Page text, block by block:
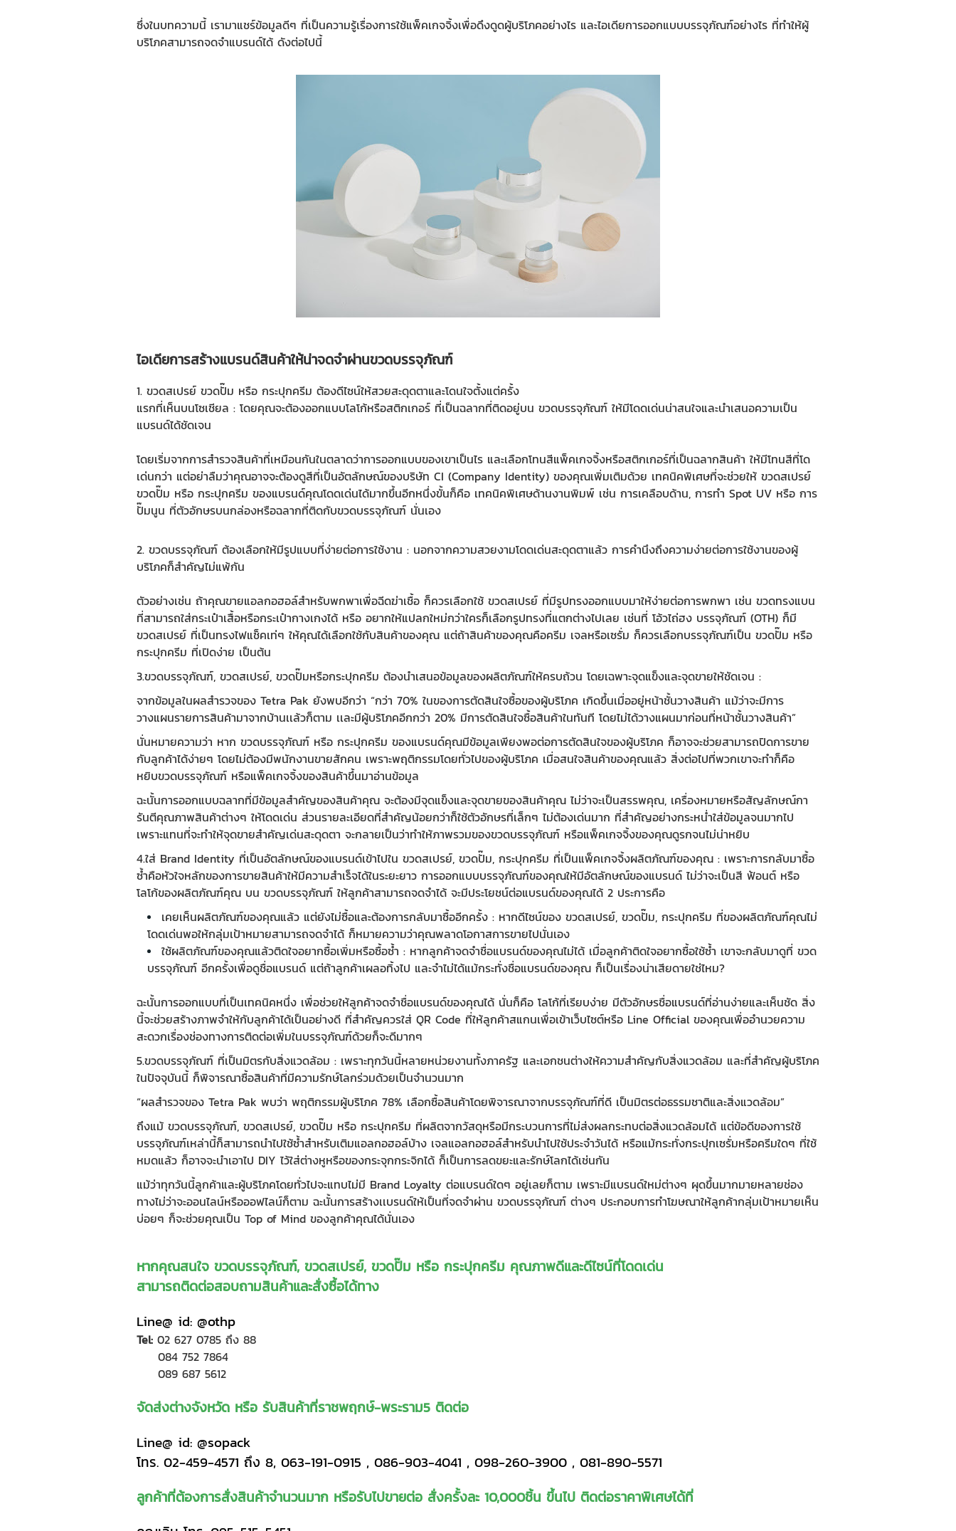
ซึ่งในบทความนี้ เรามาแชร์ข้อมูลดีๆ ที่เป็นความรู้เรื่องการใช้แพ็คเกจจิ้งเพื่อดึงดูดผู้บริโภคอย่างไร และไอเดียการออกแบบบรรจุภัณฑ์อย่างไร ที่ทำให้ผู้
บริโภคสามารถจดจำแบรนด์ได้ ดังต่อไปนี้
ไอเดียการสร้างแบรนด์สินค้าให้น่าจดจำผ่านขวดบรรจุภัณฑ์
1. ขวดสเปรย์ ขวดปั๊ม หรือ กระปุกครีม ต้องดีไซน์ให้สวยสะดุดตาและโดนใจตั้งแต่ครั้ง
แรกที่เห็นบนโซเชียล : โดยคุณจะต้องออกแบบโลโก้หรือสติกเกอร์ ที่เป็นฉลากที่ติดอยู่บน ขวดบรรจุภัณฑ์ ให้มีโดดเด่นน่าสนใจและนำเสนอความเป็น
แบรนด์ได้ชัดเจน
โดยเริ่มจากการสำรวจสินค้าที่เหมือนกันในตลาดว่าการออกแบบของเขาเป็นไร และเลือกโทนสีแพ็คเกจจิ้งหรือสติกเกอร์ที่เป็นฉลากสินค้า ให้มีโทนสีที่โด
เด่นกว่า แต่อย่าลืมว่าคุณอาจจะต้องดูสีที่เป็นอัตลักษณ์ของบริษัท CI (Company Identity) ของคุณเพิ่มเติมด้วย เทคนิคพิเศษที่จะช่วยให้ ขวดสเปรย์
ขวดปั๊ม หรือ กระปุกครีม ของแบรนด์คุณโดดเด่นได้มากขึ้นอีกหนึ่งขั้นก็คือ เทคนิคพิเศษด้านงานพิมพ์ เช่น การเคลือบด้าน, การทำ Spot UV หรือ การ
ปั๊มนูน ที่ตัวอักษรบนกล่องหรือฉลากที่ติดกับขวดบรรจุภัณฑ์ นั่นเอง
2. ขวดบรรจุภัณฑ์ ต้องเลือกให้มีรูปแบบที่ง่ายต่อการใช้งาน : นอกจากความสวยงามโดดเด่นสะดุดตาแล้ว การคำนึงถึงความง่ายต่อการใช้งานของผู้
บริโภคก็สำคัญไม่แพ้กัน
ตัวอย่างเช่น ถ้าคุณขายแอลกอฮอล์สำหรับพกพาเพื่อฉีดฆ่าเชื้อ ก็ควรเลือกใช้ ขวดสเปรย์ ที่มีรูปทรงออกแบบมาให้ง่ายต่อการพกพา เช่น ขวดทรงแบน
ที่สามารถใส่กระเป๋าเสื้อหรือกระเป๋ากางเกงได้ หรือ อยากให้แปลกใหม่กว่าใครก็เลือกรูปทรงที่แตกต่างไปเลย เช่นที่ โอ้วไถ่ฮง บรรจุภัณฑ์ (OTH) ก็มี
ขวดสเปรย์ ที่เป็นทรงไฟแช็คเท่ๆ ให้คุณได้เลือกใช้กับสินค้าของคุณ แต่ถ้าสินค้าของคุณคือครีม เจลหรือเซรั่ม ก็ควรเลือกบรรจุภัณฑ์เป็น ขวดปั๊ม หรือ
กระปุกครีม ที่เปิดง่าย เป็นต้น
3.ขวดบรรจุภัณฑ์, ขวดสเปรย์, ขวดปั๊มหรือกระปุกครีม ต้องนำเสนอข้อมูลของผลิตภัณฑ์ให้ครบถ้วน โดยเฉพาะจุดแข็งและจุดขายให้ชัดเจน :
จากข้อมูลในผลสำรวจของ Tetra Pak ยังพบอีกว่า “กว่า 70% ในของการตัดสินใจซื้อของผู้บริโภค เกิดขึ้นเมื่ออยู่หน้าชั้นวางสินค้า แม้ว่าจะมีการ
วางแผนรายการสินค้ามาจากบ้านเเล้วก็ตาม เเละมีผู้บริโภคอีกกว่า 20% มีการตัดสินใจซื้อสินค้าในทันที โดยไม่ได้วางแผนมาก่อนที่หน้าชั้นวางสินค้า”
นั่นหมายความว่า หาก ขวดบรรจุภัณฑ์ หรือ กระปุกครีม ของแบรนด์คุณมีข้อมูลเพียงพอต่อการตัดสินใจของผู้บริโภค ก็อาจจะช่วยสามารถปิดการขาย
กับลูกค้าได้ง่ายๆ โดยไม่ต้องมีพนักงานขายสักคน เพราะพฤติกรรมโดยทั่วไปของผู้บริโภค เมื่อสนใจสินค้าของคุณแล้ว สิ่งต่อไปที่พวกเขาจะทำก็คือ
หยิบขวดบรรจุภัณฑ์ หรือแพ็คเกจจิ้งของสินค้าขึ้นมาอ่านข้อมูล
ฉะนั้นการออกแบบฉลากที่มีข้อมูลสำคัญของสินค้าคุณ จะต้องมีจุดแข็งและจุดขายของสินค้าคุณ ไม่ว่าจะเป็นสรรพคุณ, เครื่องหมายหรือสัญลักษณ์กา
รันตีคุณภาพสินค้าต่างๆ ให้โดดเด่น ส่วนรายละเอียดที่สำคัญน้อยกว่าก็ใช้ตัวอักษรที่เล็กๆ ไม่ต้องเด่นมาก ที่สำคัญอย่างกระหน่ำใส่ข้อมูลจนมากไป
เพราะแทนที่จะทำให้จุดขายสำคัญเด่นสะดุดตา จะกลายเป็นว่าทำให้ภาพรวมของขวดบรรจุภัณฑ์ หรือแพ็คเกจจิ้งของคุณดูรกจนไม่น่าหยิบ
4.ใส่ Brand Identity ที่เป็นอัตลักษณ์ของแบรนด์เข้าไปใน ขวดสเปรย์, ขวดปั๊ม, กระปุกครีม ที่เป็นแพ็คเกจจิ้งผลิตภัณฑ์ของคุณ : เพราะการกลับมาซื้อ
ซ้ำคือหัวใจหลักของการขายสินค้าให้มีความสำเร็จได้ในระยะยาว การออกแบบบรรจุภัณฑ์ของคุณให้มีอัตลักษณ์ของแบรนด์ ไม่ว่าจะเป็นสี ฟ้อนต์ หรือ
โลโก้ของผลิตภัณฑ์คุณ บน ขวดบรรจุภัณฑ์ ให้ลูกค้าสามารถจดจำได้ จะมีประโยชน์ต่อแบรนด์ของคุณได้ 2 ประการคือ
เคยเห็นผลิตภัณฑ์ของคุณแล้ว แต่ยังไม่ซื้อและต้องการกลับมาซื้ออีกครั้ง : หากดีไซน์ของ ขวดสเปรย์, ขวดปั๊ม, กระปุกครีม ที่ของผลิตภัณฑ์คุณไม่
โดดเด่นพอให้กลุ่มเป้าหมายสามารถจดจำได้ ก็หมายความว่าคุณพลาดโอกาสการขายไปนั่นเอง
ใช้ผลิตภัณฑ์ของคุณแล้วติดใจอยากซื้อเพิ่มหรือซื้อซ้ำ : หากลูกค้าจดจำชื่อแบรนด์ของคุณไม่ได้ เมื่อลูกค้าติดใจอยากซื้อใช้ซ้ำ เขาจะกลับมาดูที่ ขวด
บรรจุภัณฑ์ อีกครั้งเพื่อดูชื่อแบรนด์ แต่ถ้าลูกค้าเผลอทิ้งไป และจำไม่ได้แม้กระทั่งชื่อแบรนด์ของคุณ ก็เป็นเรื่องน่าเสียดายใช่ไหม?
ฉะนั้นการออกแบบที่เป็นเทคนิคหนึ่ง เพื่อช่วยให้ลูกค้าจดจำชื่อแบรนด์ของคุณได้ นั่นก็คือ โลโก้ที่เรียบง่าย มีตัวอักษรชื่อแบรนด์ที่อ่านง่ายและเห็นชัด สิ่ง
นี้จะช่วยสร้างภาพจำให้กับลูกค้าได้เป็นอย่างดี ที่สำคัญควรใส่ QR Code ที่ให้ลูกค้าสแกนเพื่อเข้าเว็บไซต์หรือ Line Official ของคุณเพื่ออำนวยความ
สะดวกเรื่องช่องทางการติดต่อเพิ่มในบรรจุภัณฑ์ด้วยก็จะดีมากๆ
5.ขวดบรรจุภัณฑ์ ที่เป็นมิตรกับสิ่งแวดล้อม : เพราะทุกวันนี้หลายหน่วยงานทั้งภาครัฐ และเอกชนต่างให้ความสำคัญกับสิ่งแวดล้อม และที่สำคัญผู้บริโภค
ในปัจจุบันนี้ ก็พิจารณาซื้อสินค้าที่มีความรักษ์โลกร่วมด้วยเป็นจำนวนมาก
“ผลสำรวจของ Tetra Pak พบว่า พฤติกรรมผู้บริโภค 78% เลือกซื้อสินค้าโดยพิจารณาจากบรรจุภัณฑ์ที่ดี เป็นมิตรต่อธรรมชาติและสิ่งแวดล้อม”
ถึงแม้ ขวดบรรจุภัณฑ์, ขวดสเปรย์, ขวดปั๊ม หรือ กระปุกครีม ที่ผลิตจากวัสดุหรือมีกระบวนการที่ไม่ส่งผลกระทบต่อสิ่งแวดล้อมได้ แต่ข้อดีของการใช้
บรรจุภัณฑ์เหล่านี้ก็สามารถนำไปใช้ซ้ำสำหรับเติมแอลกอฮอล์บ้าง เจลแอลกอฮอล์สำหรับนำไปใช้ประจำวันได้ หรือแม้กระทั่งกระปุกเซรั่มหรือครีมใดๆ ที่ใช้
หมดแล้ว ก็อาจจะนำเอาไป DIY ไว้ใส่ต่างหูหรือของกระจุกกระจิกได้ ก็เป็นการลดขยะและรักษ์โลกได้เช่นกัน
แม้ว่าทุกวันนี้ลูกค้าและผู้บริโภคโดยทั่วไปจะแทบไม่มี Brand Loyalty ต่อแบรนด์ใดๆ อยู่เลยก็ตาม เพราะมีแบรนด์ใหม่ต่างๆ ผุดขึ้นมากมายหลายช่อง
ทางไม่ว่าจะออนไลน์หรือออฟไลน์ก็ตาม ฉะนั้นการสร้างเเบรนด์ให้เป็นที่จดจำผ่าน ขวดบรรจุภัณฑ์ ต่างๆ ประกอบการทำโฆษณาให้ลูกค้ากลุ่มเป้าหมายเห็น
บ่อยๆ ก็จะช่วยคุณเป็น Top of Mind ของลูกค้าคุณได้นั่นเอง
หากคุณสนใจ ขวดบรรจุภัณฑ์, ขวดสเปรย์, ขวดปั๊ม หรือ กระปุกครีม คุณภาพดีและดีไซน์ที่โดดเด่น
สามารถติดต่อสอบถามสินค้าและสั่งซื้อได้ทาง
Line@ id: @othp
Tel: 02 627 0785 ถึง 88
084 752 7864
089 687 5612
จัดส่งต่างจังหวัด หรือ รับสินค้าที่ราชพฤกษ์-พระราม5 ติดต่อ
Line@ id: @sopack
โทร. 02-459-4571 ถึง 8, 063-191-0915 , 086-903-4041 , 098-260-3900 , 081-890-5571
ลูกค้าที่ต้องการสั่งสินค้าจำนวนมาก หรือรับไปขายต่อ สั่งครั้งละ 10,000ชิ้น ขึ้นไป ติดต่อราคาพิเศษได้ที่